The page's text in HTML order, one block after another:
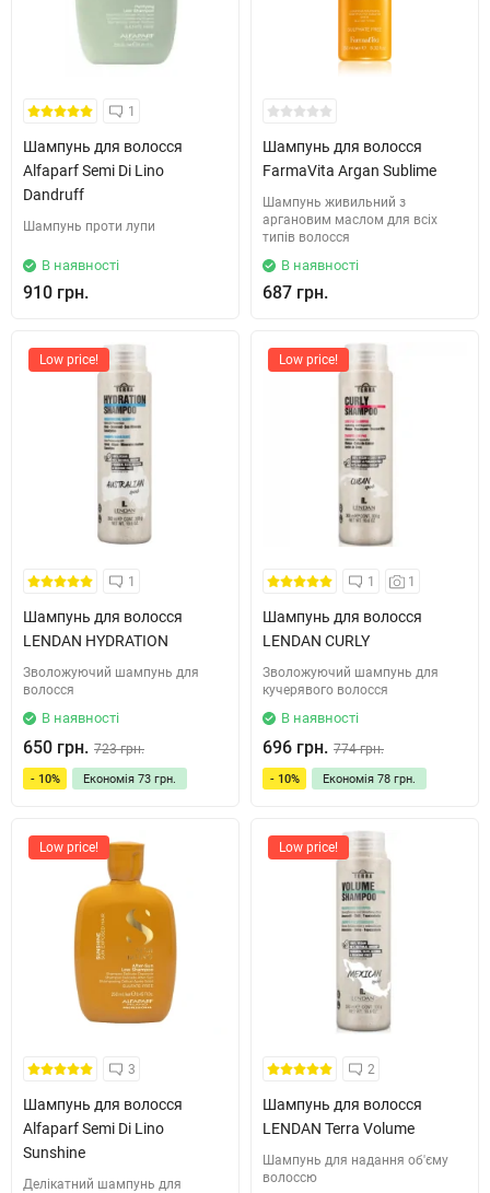
1
Шампунь для волосся
Alfaparf Semi Di Lino
Dandruff
Шампунь проти лупи
В наявності
910 грн.
Шампунь для волосся
FarmaVita Argan Sublime
Шампунь живильний з
аргановим маслом для всіх
типів волосся
В наявності
687 грн.
Low price!
1
Шампунь для волосся
LENDAN HYDRATION
Зволожуючий шампунь для
волосся
В наявності
650 грн. 723 грн.
- 10% Економія 73 грн.
Low price!
1 1
Шампунь для волосся
LENDAN CURLY
Зволожуючий шампунь для
кучерявого волосся
В наявності
696 грн. 774 грн.
- 10% Економія 78 грн.
Low price!
3
Шампунь для волосся
Alfaparf Semi Di Lino
Sunshine
Делікатний шампунь для
Low price!
2
Шампунь для волосся
LENDAN Terra Volume
Шампунь для надання об'єму
волоссю